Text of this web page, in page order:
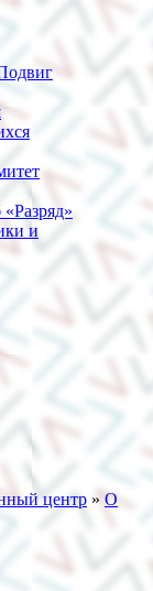
и
центр » О